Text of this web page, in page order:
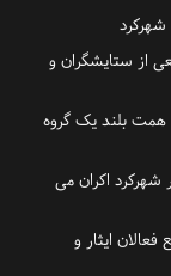
شهرکرد
از ستایشگران و
همت بلند یک گروه
اکران می
ایثار و